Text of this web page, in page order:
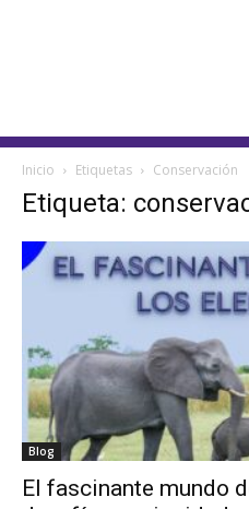
Inicio Etiquetas Conservación
Etiqueta:
Blog
El fascinante mundo